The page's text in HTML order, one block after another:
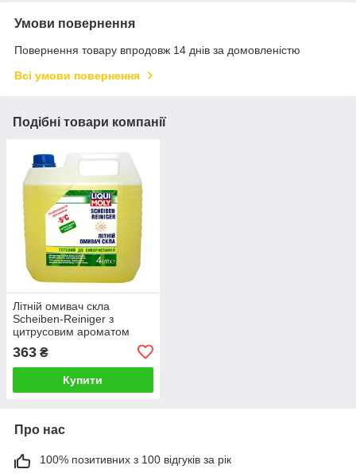
Умови повернення
Повернення товару впродовж 14 днів за домовленістю
Всі умови повернення
Подібні товари компанії
Літній омивач скла
Scheiben-Reiniger з
цитрусовим ароматом
363 ₴
Купити
Про нас
100% позитивних з 100 відгуків за рік